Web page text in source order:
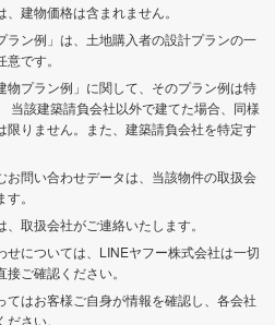
建物価格は含まれません。
ラン例」は、土地購入者の設計プランの一
です。
物プラン例」に関して、そのプラン例は特
当該建築請負会社以外で建てた場合、同様
限りません。また、建築請負会社を特定す
お問い合わせデータは、当該物件の取扱会
。
取扱会社がご連絡いたします。
については、LINEヤフー株式会社は一切
ご確認ください。
はお客様ご自身が情報を確認し、各会社
さい。